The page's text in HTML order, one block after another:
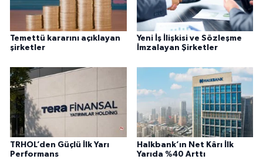
Temettü kararını açıklayan
şirketler
Yeni İş İlişkisi ve Sözleşme
İmzalayan Şirketler
TRHOL’den Güçlü İlk Yarı
Performans
Halkbank’ın Net Kârı İlk
Yarıda %40 Arttı